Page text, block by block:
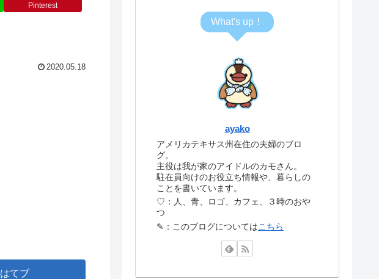
Pinterest
2020.05.18
はてブ
What's up！
ayako
アメリカテキサス州在住の夫婦のブロ
グ。
主役は我が家のアイドルのカモさん。
駐在員向けのお役立ち情報や、暮らしの
ことを書いています。
♡：人、青、ロゴ、カフェ、３時のおや
つ
✎：このブログについてはこちら